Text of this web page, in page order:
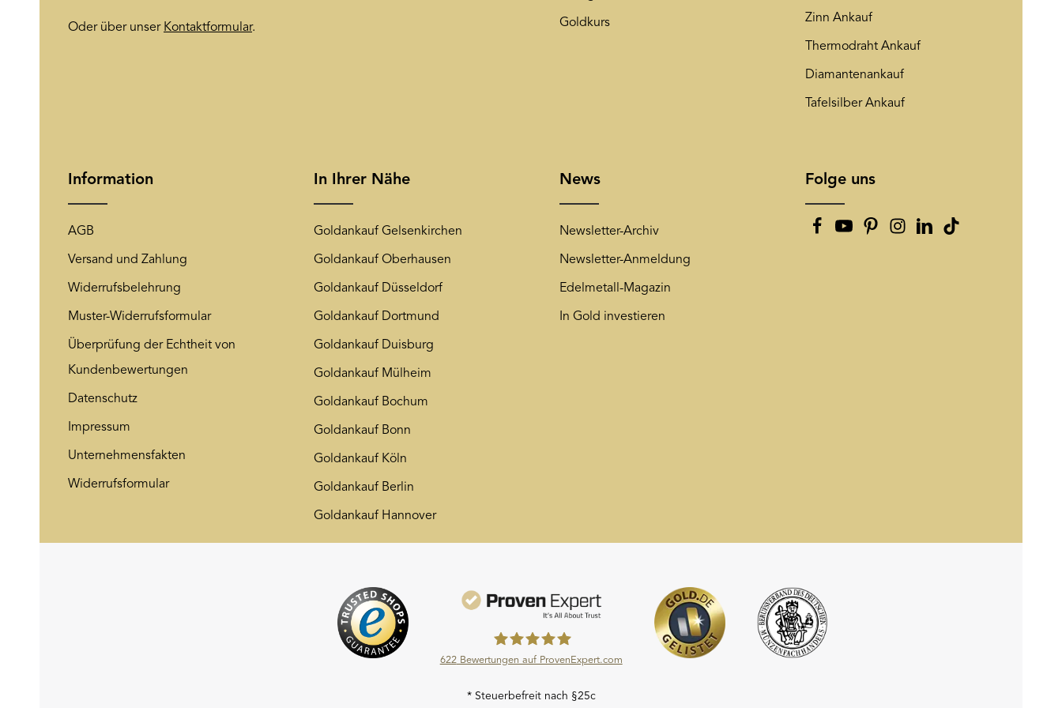
Oder über unser Kontaktformular. Goldkurs Zinn Ankauf
Thermodraht Ankauf
Diamantenankauf
Tafelsilber Ankauf
Information
AGB
Versand und Zahlung
Widerrufsbelehrung
Muster-Widerrufsformular
Überprüfung der Echtheit von
Kundenbewertungen
Datenschutz
Impressum
Unternehmensfakten
Widerrufsformular
In Ihrer Nähe
Goldankauf Gelsenkirchen
Goldankauf Oberhausen
Goldankauf Düsseldorf
Goldankauf Dortmund
Goldankauf Duisburg
Goldankauf Mülheim
Goldankauf Bochum
Goldankauf Bonn
Goldankauf Köln
Goldankauf Berlin
Goldankauf Hannover
News
Newsletter-Archiv
Newsletter-Anmeldung
Edelmetall-Magazin
In Gold investieren
Folge uns
622Bewertungen auf ProvenExpert.com
* Steuerbefreit nach §25c